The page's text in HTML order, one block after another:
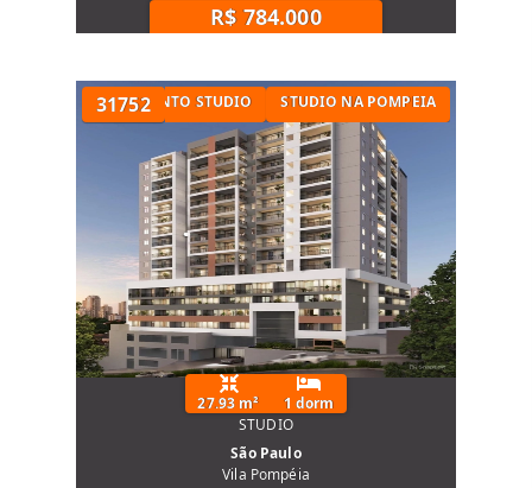
R$ 784.000
31752
APARTAMENTO STUDIO STUDIO NA POMPEIA
27.93 m²
1 dorm
STUDIO
São Paulo
Vila Pompéia